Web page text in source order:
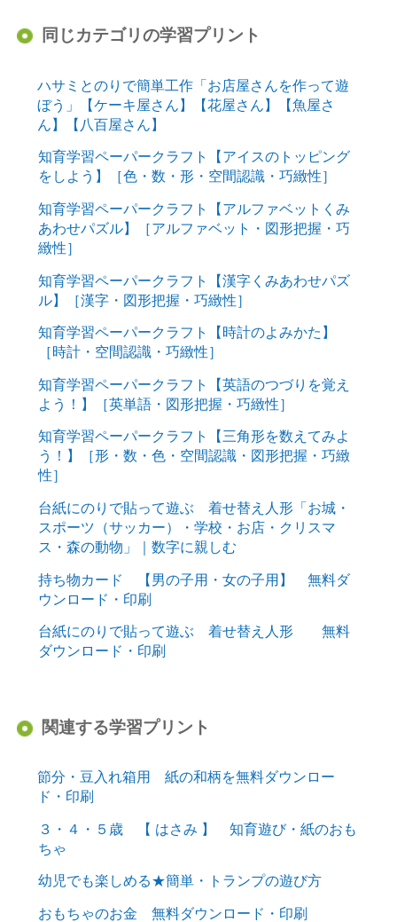
同じカテゴリの学習プリント
ハサミとのりで簡単工作「お店屋さんを作って遊
ぼう」【ケーキ屋さん】【花屋さん】【魚屋さ
ん】【八百屋さん】
知育学習ペーパークラフト【アイスのトッピング
をしよう】［色・数・形・空間認識・巧緻性］
知育学習ペーパークラフト【アルファベットくみ
あわせパズル】［アルファベット・図形把握・巧
緻性］
知育学習ペーパークラフト【漢字くみあわせパズ
ル】［漢字・図形把握・巧緻性］
知育学習ペーパークラフト【時計のよみかた】
［時計・空間認識・巧緻性］
知育学習ペーパークラフト【英語のつづりを覚え
よう！】［英単語・図形把握・巧緻性］
知育学習ペーパークラフト【三角形を数えてみよ
う！】［形・数・色・空間認識・図形把握・巧緻
性］
台紙にのりで貼って遊ぶ 着せ替え人形「お城・
スポーツ（サッカー）・学校・お店・クリスマ
ス・森の動物」｜数字に親しむ
持ち物カード 【男の子用・女の子用】 無料ダ
ウンロード・印刷
台紙にのりで貼って遊ぶ 着せ替え人形 無料
ダウンロード・印刷
関連する学習プリント
節分・豆入れ箱用 紙の和柄を無料ダウンロー
ド・印刷
３・４・５歳 【 はさみ 】 知育遊び・紙のおも
ちゃ
幼児でも楽しめる★簡単・トランプの遊び方
おもちゃのお金 無料ダウンロード・印刷